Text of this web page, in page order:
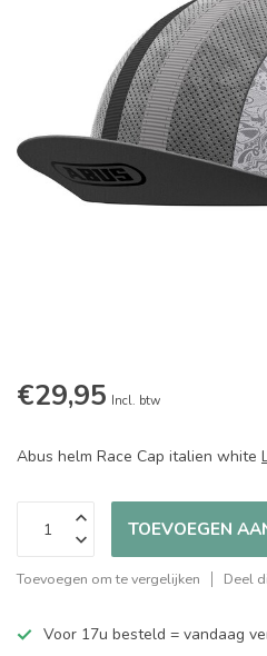
€29,95 Incl. btw
Abus helm Race Cap italien white
TOEVOEGEN
Toevoegen om te vergelijken Deel
Voor 17u besteld = vandaag